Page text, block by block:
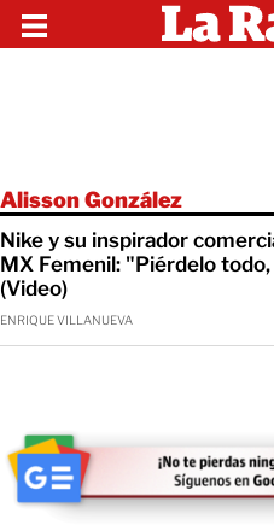
Alisson González
Nike y su inspirador
MX Femenil: "Piérdelo
(Video)
ENRIQUE VILLANUEVA